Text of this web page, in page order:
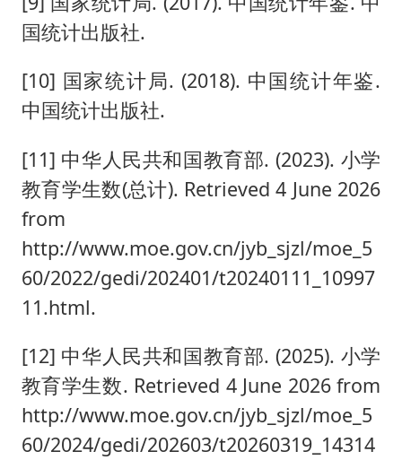
国统计出版社.
[10] 国家统计局. (2018). 中国统计年鉴.
中国统计出版社.
[11] 中华人民共和国教育部. (2023). 小学
教育学生数(总计). Retrieved 4 June 2026
from
http://www.moe.gov.cn/jyb_sjzl/moe_5
60/2022/gedi/202401/t20240111_10997
11.html.
[12] 中华人民共和国教育部. (2025). 小学
教育学生数. Retrieved 4 June 2026 from
http://www.moe.gov.cn/jyb_sjzl/moe_5
60/2024/gedi/202603/t20260319_14314